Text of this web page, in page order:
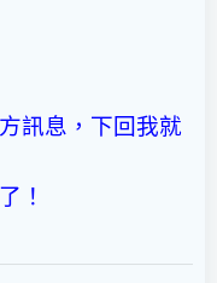
訊息，下回我就
！